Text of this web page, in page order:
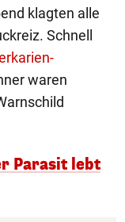
klagten alle
Schnell
waren
Parasit lebt